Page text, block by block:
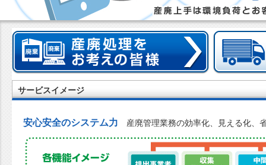
サービスイメージ
安心安全のシステム力 産廃管理業務の効率化、見える化、